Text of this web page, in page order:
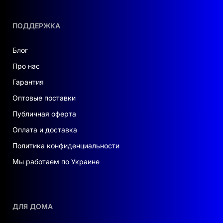
отличной альтернативой традиционным
экономить на оплате электричества,
солнечные панели в Украине
гарантирует стабильную работу при
температурных колебаниях от - 15℃ до + 55℃,
Гибкость и удобство
позволяет адаптировать мощность и емкость
100, 105 или 110 В) позволяет подстроить
ПОДДЕРЖКА
Блог
Про нас
Гарантия
Оптовые поставки
Публичная оферта
Оплата и доставка
Политика конфиденциальности
Мы работаем по Украине
ДЛЯ ДОМА